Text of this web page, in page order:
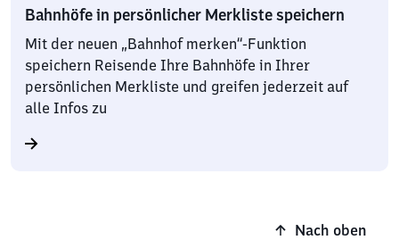
Bahnhöfe in persönlicher Merkliste speichern
Mit der neuen „Bahnhof merken“-Funktion
speichern Reisende Ihre Bahnhöfe in Ihrer
persönlichen Merkliste und greifen jederzeit auf
alle Infos zu
Nach oben